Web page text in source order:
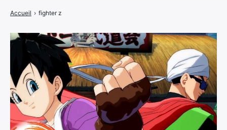
Accueil › fighter z